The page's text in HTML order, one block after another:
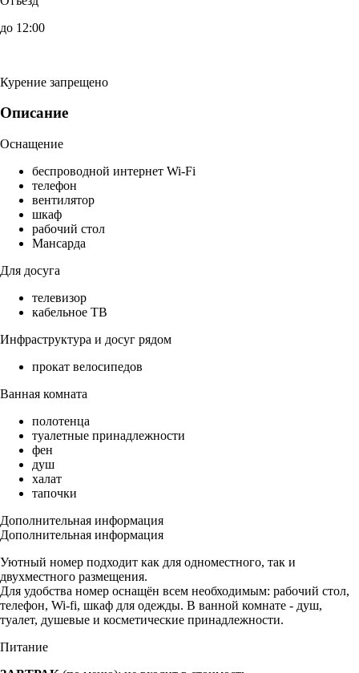
до 12:00
Курение запрещено
Описание
Оснащение
беспроводной интернет Wi-Fi
телефон
вентилятор
шкаф
рабочий стол
Мансарда
Для досуга
телевизор
кабельное ТВ
Инфраструктура и досуг рядом
прокат велосипедов
Ванная комната
полотенца
туалетные принадлежности
фен
душ
халат
тапочки
Дополнительная информация
Дополнительная информация
Уютный номер подходит как для одноместного, так и
двухместного размещения.
Для удобства номер оснащён всем необходимым: рабочий стол,
телефон, Wi-fi, шкаф для одежды. В ванной комнате - душ,
туалет, душевые и косметические принадлежности.
Питание